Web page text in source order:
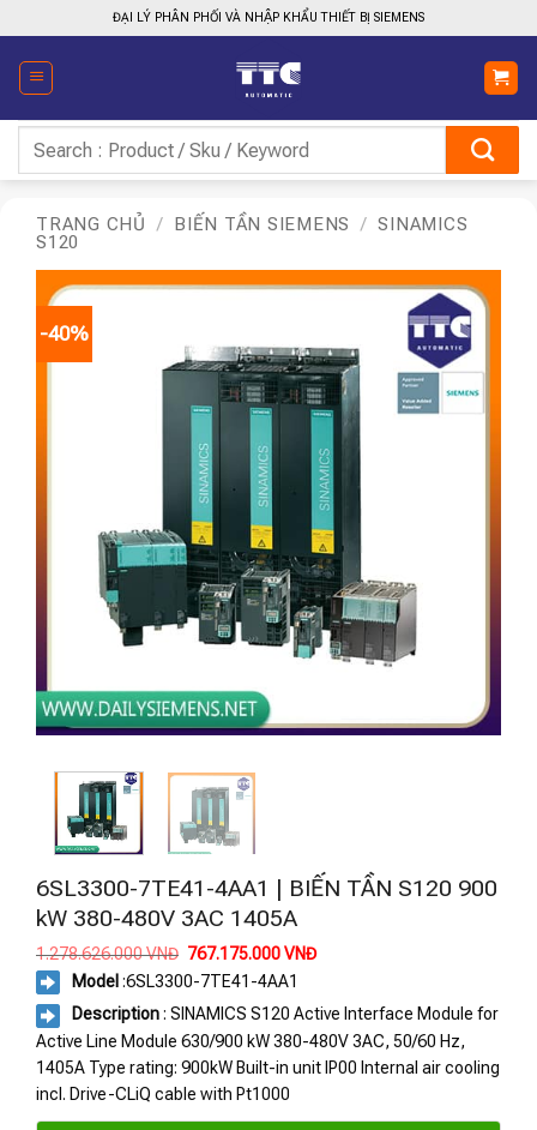
qua
nội
dung
ĐẠI LÝ PHÂN PHỐI VÀ NHẬP KHẨU THIẾT BỊ SIEMENS
kiếm:
TRANG CHỦ / BIẾN TẦN SIEMENS / SINAMICS
S120
-40%
6SL3300-7TE41-4AA1 | BIẾN TẦN S120 900
kW 380-480V 3AC 1405A
1.278.626.000VNĐ Giá
là:
1.278.626.000 VNĐ.
767.175.000VNĐGiá
là:
767.175.000 VNĐ.
Model :6SL3300-7TE41-4AA1
Description: SINAMICS S120 Active Interface Module for
Active Line Module 630/900 kW 380-480V 3AC, 50/60 Hz,
1405A Type rating: 900kW Built-in unit IP00 Internal air cooling
incl. Drive-CLiQ cable with Pt1000